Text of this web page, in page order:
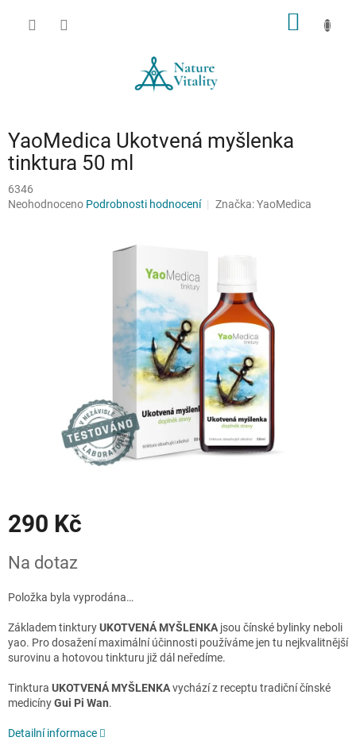
YaoMedica Ukotvená myšlenka
tinktura 50 ml
6346
Průměrné
Neohodnoceno Podrobnosti hodnocení Značka:YaoMedica
290 Kč
cena:
Na dotaz
Položka byla vyprodána…
Základem tinkturyUKOTVENÁ MYŠLENKA jsou čínské bylinky neboli
yao. Pro dosažení maximální účinnosti používáme jen tu nejkvalitnější
surovinu a hotovou tinkturu již dál neředíme.
Tinktura UKOTVENÁ MYŠLENKAvychází z receptu tradiční čínské
medicínyGui Pi Wan.
Detailní informace